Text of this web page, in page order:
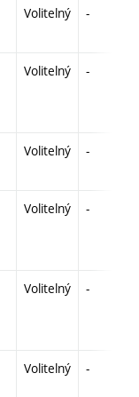
Volitelný -
Volitelný -
Volitelný -
Volitelný -
Volitelný -
Volitelný -